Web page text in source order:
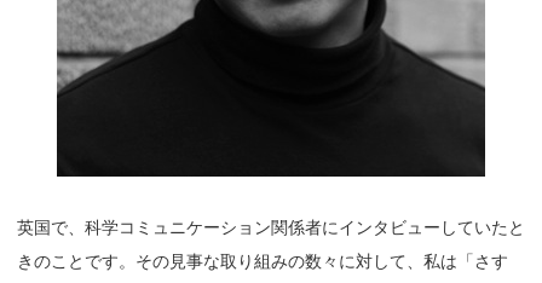
英国で、科学コミュニケーション関係者にインタビューしていたと
きのことです。その見事な取り組みの数々に対して、私は「さす